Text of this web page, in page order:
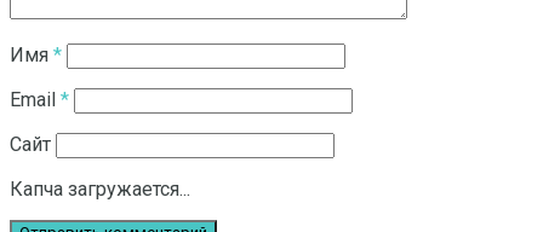
Имя *
Email *
Сайт
Капча загружается...